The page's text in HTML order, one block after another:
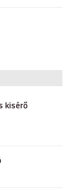
kisérő